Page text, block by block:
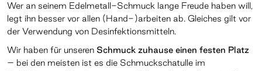
Wer an seinem Edelmetall-Schmuck lange Freude haben will,
legt ihn besser vor allen (Hand-)arbeiten ab. Gleiches gilt vor
der Verwendung von Desinfektionsmitteln.
Wir haben für unseren Schmuck zuhause einen festen Platz
– bei den meisten ist es die Schmuckschatulle im